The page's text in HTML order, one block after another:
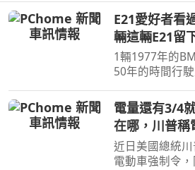
Turbo GT與911 GT3 RS，結果
E21愛好者看
輛這輛E21留
里程僅1.46萬
1輛1977年的
50年的時間行
里而已，日前
不過因為價格
電量還有3/4
在哪，川普稱
近日美國總統
電動車強制令